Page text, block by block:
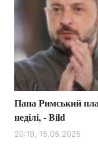
Папа Римський
неділі, - Bild
20:19, 15.05.2025